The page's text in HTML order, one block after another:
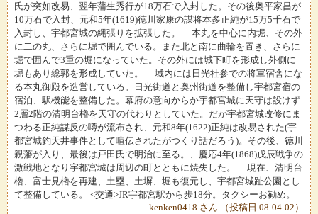
氏が突如改易、翌年蒲生秀行が18万石で入封した。その後奥平家昌が
10万石で入封、元和5年(1619)徳川家康の謀将本多正純が15万5千石で
入封し、宇都宮城の縄張りを拡張した。 本丸を中心に内堀、その外
に二の丸、さらに堀で囲んでいる。また北と南に曲輪を置き、さらに
堀で囲んで3重の堀になっていた。その外には城下町を形成し外側に
堀もあり総郭を形成していた。 城内には日光社参での将軍宿舎にな
る本丸御殿を造営している。日光街道と奥州街道を整備し宇都宮宿の
宿泊、駅機能を整備した。幕府の意向からか宇都宮城に天守は設けず
2層2階の清明台櫓を天守の代わりとしていた。だが宇都宮城改修にま
つわる正純謀反の噂が流布され、元和8年(1622)正純は改易された(宇
都宮城釣天井事件として喧伝されたがつくり話だろう)。その後、徳川
親藩が入り、最後は戸田氏で明治に至る。、慶応4年(1868)戊辰戦争の
激戦地となり宇都宮城は周辺の町とともに焼失した。 現在、清明台
櫓、富士見櫓を再建、土塁、土塀、堀も復元し、宇都宮城趾公園とし
て整備している。 <交通>JR宇都宮駅から歩18分。タクシーお勧め。
kenken0418 さん （投稿日 08-04-02）